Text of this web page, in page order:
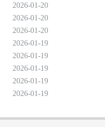
2026-01-20
2026-01-20
2026-01-20
2026-01-19
2026-01-19
2026-01-19
2026-01-19
2026-01-19